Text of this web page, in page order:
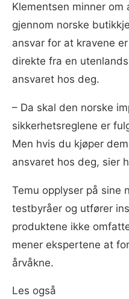
Klementsen minner
gjennom norske
ansvar for at kravene
direkte fra en
ansvaret hos deg.
– Da skal den norske
sikkerhetsreglene er
Men hvis du kjøper
ansvaret hos deg, sier
Temu opplyser på sine
testbyråer og utfører
produktene ikke
mener ekspertene at
årvåkne.
Les også